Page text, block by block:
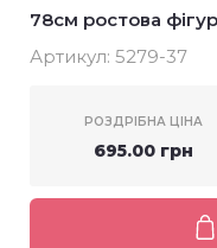
78см ростова
зайчик сидить
Артикул: 5279-37
РОЗДРІБНА ЦІНА
695.00 грн